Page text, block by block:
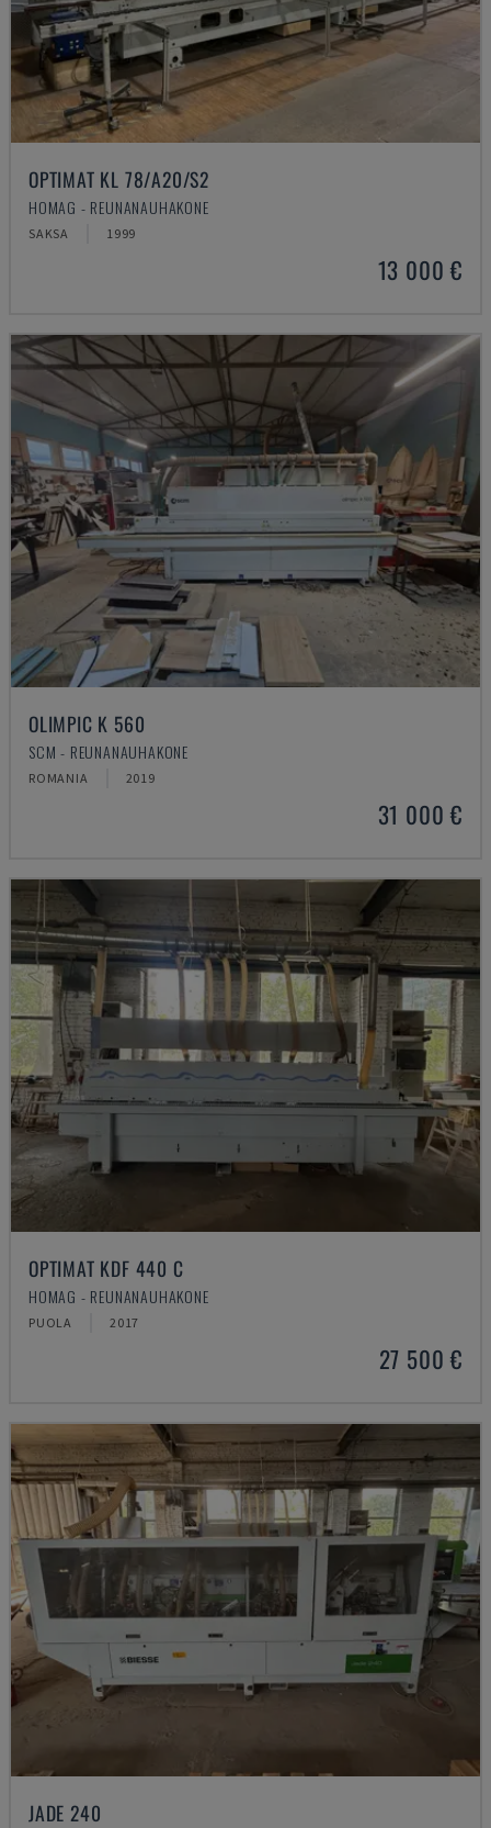
OPTIMAT KL 78/A20/S2
HOMAG - REUNANAUHAKONE
SAKSA 1999
13 000 €
OLIMPIC K 560
SCM - REUNANAUHAKONE
ROMANIA 2019
31 000 €
OPTIMAT KDF 440 C
HOMAG - REUNANAUHAKONE
PUOLA 2017
27 500 €
JADE 240